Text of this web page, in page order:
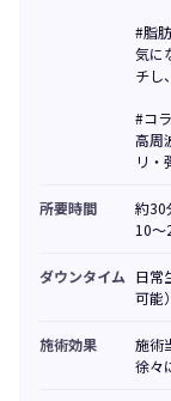
#脂
気に
チし
#コ
高周
リ・
所要時間
約30
10〜
ダウンタイム 日常
可能）
施術効果
施術
徐々